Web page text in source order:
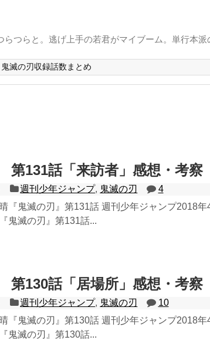
つらと。逃げ上手の若君がマイブーム。単行本派
鬼滅の刃収録話数まとめ
第131話「来訪者」感想・考察
週刊少年ジャンプ, 鬼滅の刃
4
『鬼滅の刃』第131話 週刊少年ジャンプ2018年
鬼滅の刃』第131話...
第130話「居場所」感想・考察
週刊少年ジャンプ, 鬼滅の刃
10
『鬼滅の刃』第130話 週刊少年ジャンプ2018年
鬼滅の刃』第130話...